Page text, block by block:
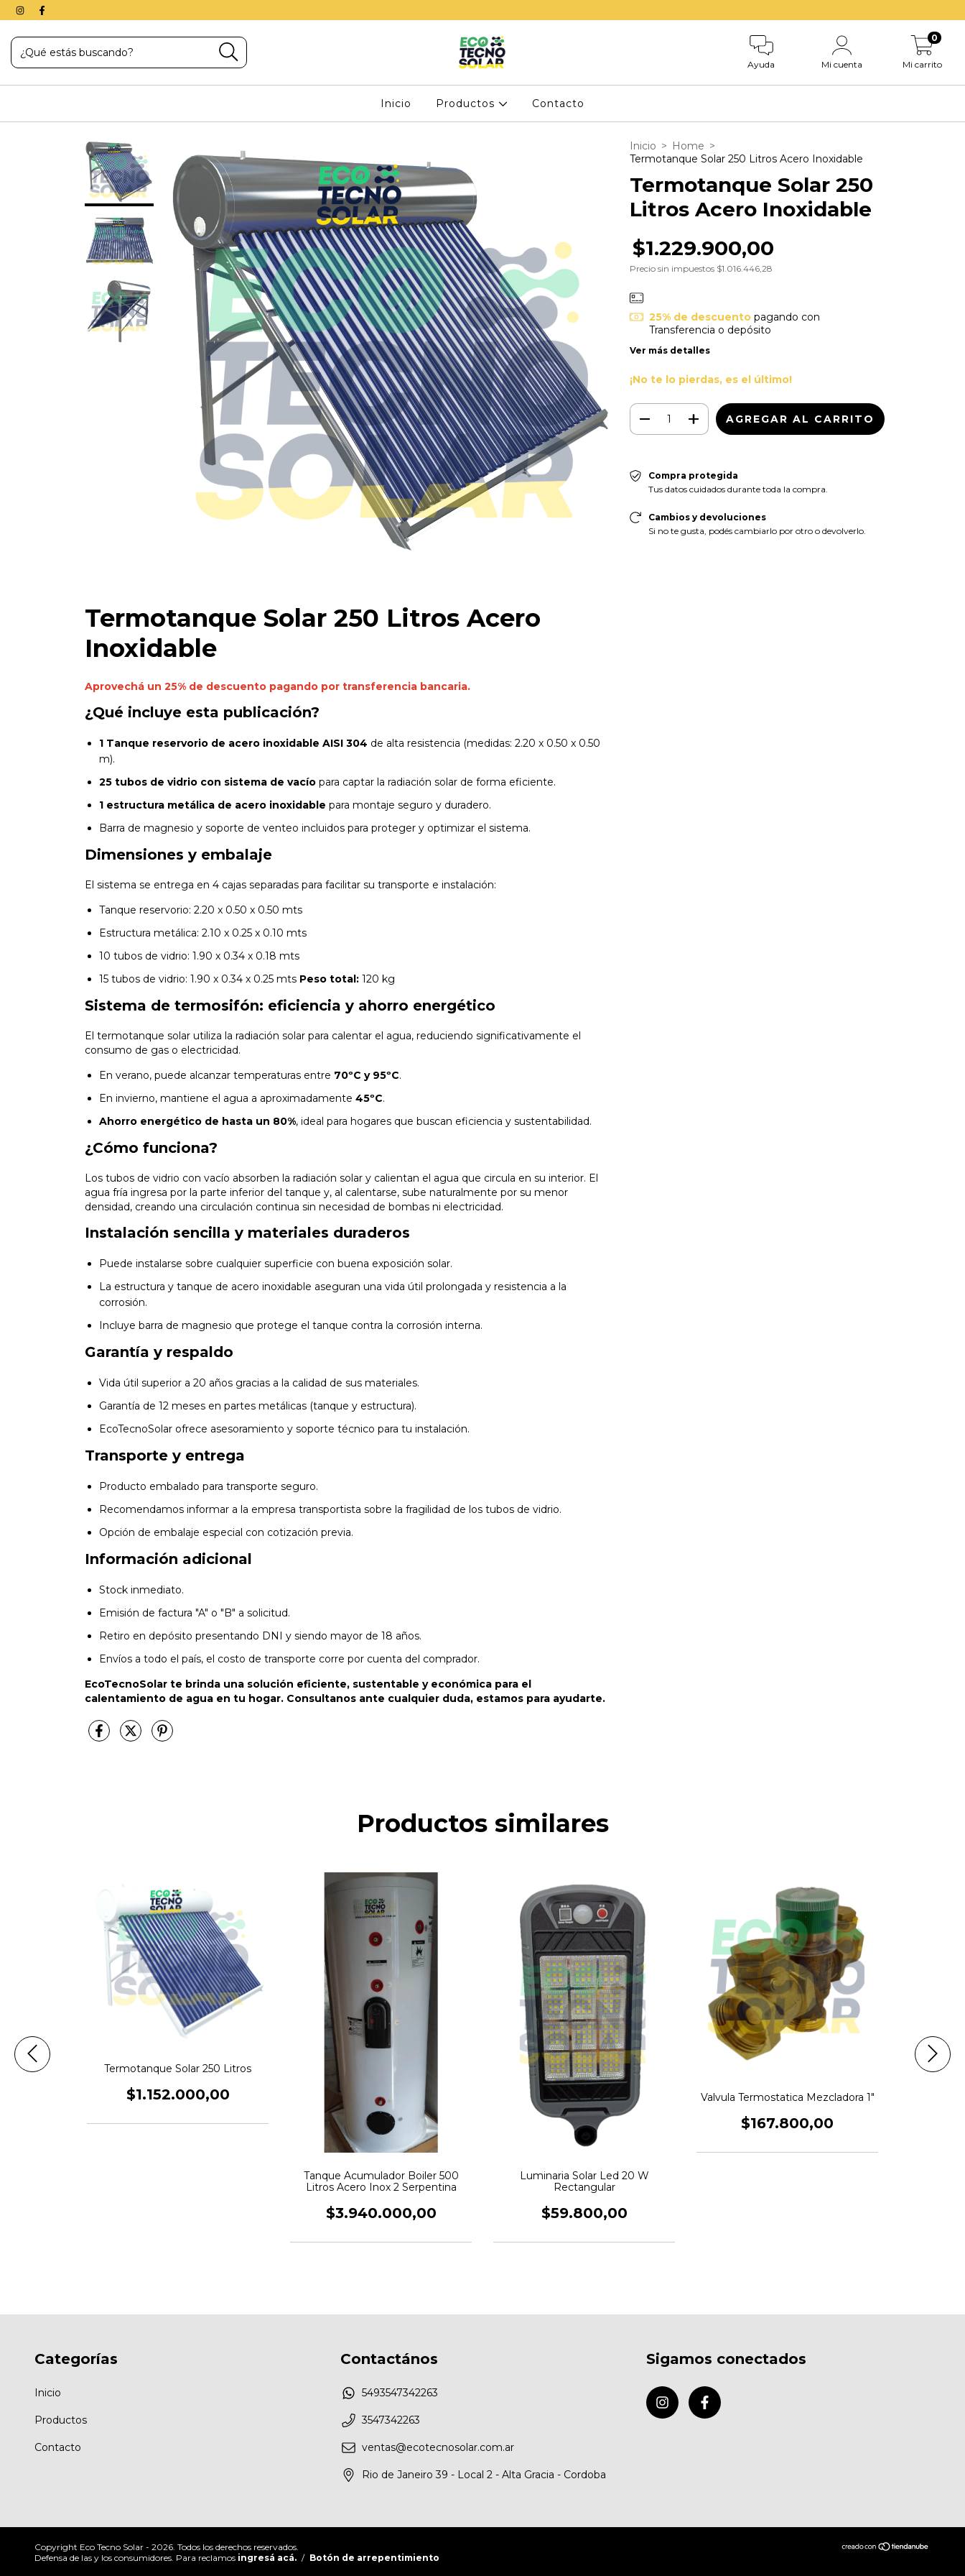
Ayuda Mi cuenta Mi carrito
0
Inicio Productos Contacto
Termotanque Solar 250 Litros Acero
Inoxidable
Aprovechá un 25% de descuento pagando por transferencia bancaria.
¿Qué incluye esta publicación?
1 Tanque reservorio de acero inoxidable AISI 304 de alta resistencia (medidas: 2.20 x 0.50 x 0.50
m).
25 tubos de vidrio con sistema de vacío para captar la radiación solar de forma eficiente.
1 estructura metálica de acero inoxidable para montaje seguro y duradero.
Barra de magnesio y soporte de venteo incluidos para proteger y optimizar el sistema.
Dimensiones y embalaje
El sistema se entrega en 4 cajas separadas para facilitar su transporte e instalación:
Tanque reservorio: 2.20 x 0.50 x 0.50 mts
Estructura metálica: 2.10 x 0.25 x 0.10 mts
10 tubos de vidrio: 1.90 x 0.34 x 0.18 mts
15 tubos de vidrio: 1.90 x 0.34 x 0.25 mts Peso total: 120 kg
Sistema de termosifón: eficiencia y ahorro energético
El termotanque solar utiliza la radiación solar para calentar el agua, reduciendo significativamente el
consumo de gas o electricidad.
En verano, puede alcanzar temperaturas entre 70ºC y 95ºC.
En invierno, mantiene el agua a aproximadamente 45ºC.
Ahorro energético de hasta un 80%, ideal para hogares que buscan eficiencia y sustentabilidad.
¿Cómo funciona?
Los tubos de vidrio con vacío absorben la radiación solar y calientan el agua que circula en su interior. El
agua fría ingresa por la parte inferior del tanque y, al calentarse, sube naturalmente por su menor
densidad, creando una circulación continua sin necesidad de bombas ni electricidad.
Instalación sencilla y materiales duraderos
Puede instalarse sobre cualquier superficie con buena exposición solar.
La estructura y tanque de acero inoxidable aseguran una vida útil prolongada y resistencia a la
corrosión.
Incluye barra de magnesio que protege el tanque contra la corrosión interna.
Garantía y respaldo
Vida útil superior a 20 años gracias a la calidad de sus materiales.
Garantía de 12 meses en partes metálicas (tanque y estructura).
EcoTecnoSolar ofrece asesoramiento y soporte técnico para tu instalación.
Transporte y entrega
Producto embalado para transporte seguro.
Recomendamos informar a la empresa transportista sobre la fragilidad de los tubos de vidrio.
Opción de embalaje especial con cotización previa.
Información adicional
Stock inmediato.
Emisión de factura "A" o "B" a solicitud.
Retiro en depósito presentando DNI y siendo mayor de 18 años.
Envíos a todo el país, el costo de transporte corre por cuenta del comprador.
EcoTecnoSolar te brinda una solución eficiente, sustentable y económica para el
calentamiento de agua en tu hogar. Consultanos ante cualquier duda, estamos para ayudarte.
Inicio > Home >
Termotanque Solar 250 Litros Acero Inoxidable
Termotanque Solar 250
Litros Acero Inoxidable
$1.229.900,00
Precio sin impuestos $1.016.446,28
25% de descuentopagando con
Transferencia o depósito
Ver más detalles
¡No te lo pierdas, es el último!
Compra protegida
Tus datos cuidados durante toda la compra.
Cambios y devoluciones
Si no te gusta, podés cambiarlo por otro o devolverlo.
Productos similares
Termotanque Solar 250 Litros
$1.152.000,00
Tanque Acumulador Boiler 500
Litros Acero Inox 2 Serpentina
$3.940.000,00
Luminaria Solar Led 20 W
Rectangular
$59.800,00
Valvula Termostatica Mezcladora 1"
$167.800,00
Categorías
Inicio
Productos
Contacto
Contactános
5493547342263
3547342263
ventas@ecotecnosolar.com.ar
Rio de Janeiro 39 - Local 2 - Alta Gracia - Cordoba
Sigamos conectados
Copyright Eco Tecno Solar - 2026. Todos los derechos reservados.
Defensa de las y los consumidores. Para reclamos ingresá acá. / Botón de arrepentimiento